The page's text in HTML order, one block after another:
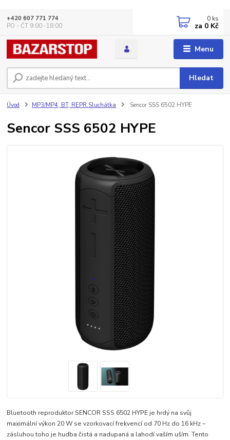
Menu
Hledat
+420 607 771 774
PO - ČT 9:00 -18:00
0 ks
za 0 Kč
Úvod MP3/MP4, BT, REPR.Sluchátka Sencor SSS 6502 HYPE
Sencor SSS 6502 HYPE
Bluetooth reproduktor SENCOR SSS 6502 HYPE je hrdý na svůj
maximální výkon 20 W se vzorkovací frekvencí od 70 Hz do 16 kHz –
zásluhou toho je hudba čistá a nadupaná a lahodí vaším uším. Tento